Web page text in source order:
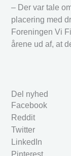
– Der var tale
placering med
Foreningen Vi
årene ud af, at
Del nyhed
Facebook
Reddit
Twitter
LinkedIn
Pinterest